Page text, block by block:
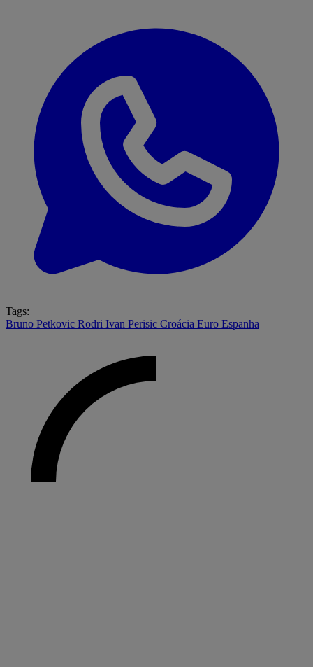
Tags:
Bruno Petkovic Rodri Ivan Perisic Croácia Euro Espanha